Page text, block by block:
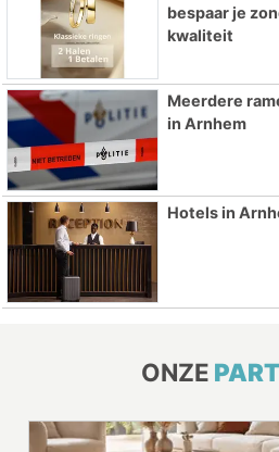
bespaar je
kwaliteit
Meerdere
in Arnhem
Hotels in
ONZE